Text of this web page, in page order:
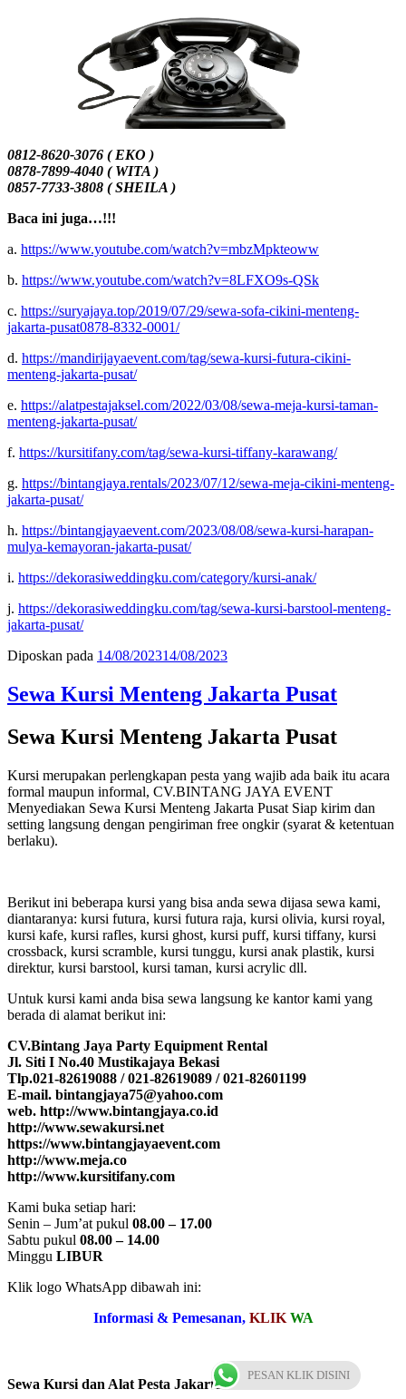
0812-8620-3076 ( EKO )
0878-7899-4040 ( WITA )
0857-7733-3808 ( SHEILA )
Baca ini juga…!!!
a. https://www.youtube.com/watch?v=mbzMpkteoww
b. https://www.youtube.com/watch?v=8LFXO9s-QSk
c. https://suryajaya.top/2019/07/29/sewa-sofa-cikini-menteng-
jakarta-pusat0878-8332-0001/
d. https://mandirijayaevent.com/tag/sewa-kursi-futura-cikini-
menteng-jakarta-pusat/
e. https://alatpestajaksel.com/2022/03/08/sewa-meja-kursi-taman-
menteng-jakarta-pusat/
f. https://kursitifany.com/tag/sewa-kursi-tiffany-karawang/
g. https://bintangjaya.rentals/2023/07/12/sewa-meja-cikini-menteng-
jakarta-pusat/
h. https://bintangjayaevent.com/2023/08/08/sewa-kursi-harapan-
mulya-kemayoran-jakarta-pusat/
i. https://dekorasiweddingku.com/category/kursi-anak/
j. https://dekorasiweddingku.com/tag/sewa-kursi-barstool-menteng-
jakarta-pusat/
Diposkan pada 14/08/202314/08/2023
Sewa Kursi Menteng Jakarta Pusat
Sewa Kursi Menteng Jakarta Pusat
Kursi merupakan perlengkapan pesta yang wajib ada baik itu acara
formal maupun informal, CV.BINTANG JAYA EVENT
Menyediakan Sewa Kursi Menteng Jakarta Pusat Siap kirim dan
setting langsung dengan pengiriman free ongkir (syarat & ketentuan
berlaku).
Berikut ini beberapa kursi yang bisa anda sewa dijasa sewa kami,
diantaranya: kursi futura, kursi futura raja, kursi olivia, kursi royal,
kursi kafe, kursi rafles, kursi ghost, kursi puff, kursi tiffany, kursi
crossback, kursi scramble, kursi tunggu, kursi anak plastik, kursi
direktur, kursi barstool, kursi taman, kursi acrylic dll.
Untuk kursi kami anda bisa sewa langsung ke kantor kami yang
berada di alamat berikut ini:
CV.Bintang Jaya Party Equipment Rental
Jl. Siti I No.40 Mustikajaya Bekasi
Tlp.021-82619088 / 021-82619089 / 021-82601199
E-mail. bintangjaya75@yahoo.com
web. http://www.bintangjaya.co.id
http://www.sewakursi.net
https://www.bintangjayaevent.com
http://www.meja.co
http://www.kursitifany.com
Kami buka setiap hari:
Senin – Jum’at pukul 08.00 – 17.00
Sabtu pukul 08.00 – 14.00
Minggu LIBUR
Klik logo WhatsApp dibawah ini:
Informasi & Pemesanan, KLIK WA
Sewa Kursi dan Alat Pesta Jakarta Pusat
PESAN KLIK DISINI